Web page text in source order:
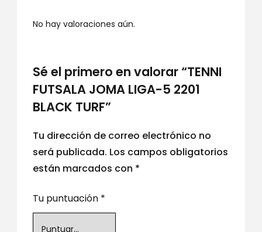
No hay valoraciones aún.
Sé el primero en valorar “TENNI
FUTSALA JOMA LIGA-5 2201
BLACK TURF”
Tu dirección de correo electrónico no
será publicada. Los campos obligatorios
están marcados con *
Tu puntuación *